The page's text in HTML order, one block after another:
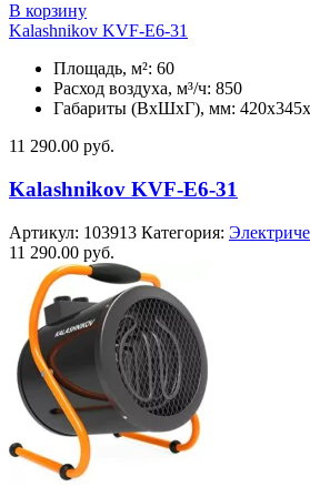
В корзину
Kalashnikov KVF-E6-31
Площадь, м²: 60
Расход воздуха, м³/ч: 850
Габариты (ВхШхГ), мм:
11 290.00 руб.
Kalashnikov KVF-E6-31
Артикул: 103913 Категория:
11 290.00 руб.